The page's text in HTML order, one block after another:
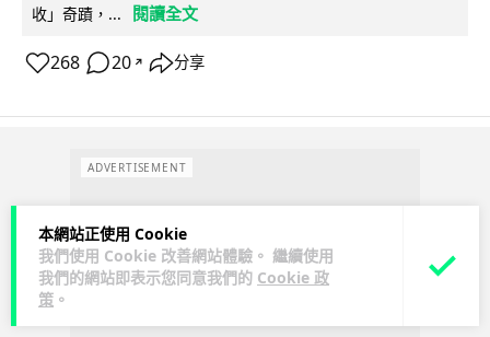
本網站正使用 Cookie
我們使用 Cookie 改善網站體驗。 繼續使用
我們的網站即表示您同意我們的 Cookie 政
策 。
收」奇蹟，...
閱讀全文
268 20 ↗ 分享
ADVERTISEMENT